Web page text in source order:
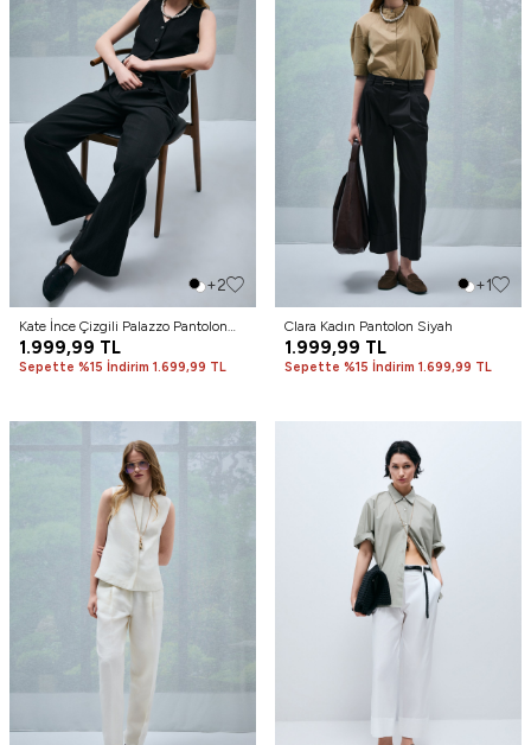
+2
Kate İnce Çizgili Palazzo Pantolon
Siyah
1.999,99 TL
Sepette %15 İndirim 1.699,99 TL
+1
Clara Kadın Pantolon Siyah
1.999,99 TL
Sepette %15 İndirim 1.699,99 TL